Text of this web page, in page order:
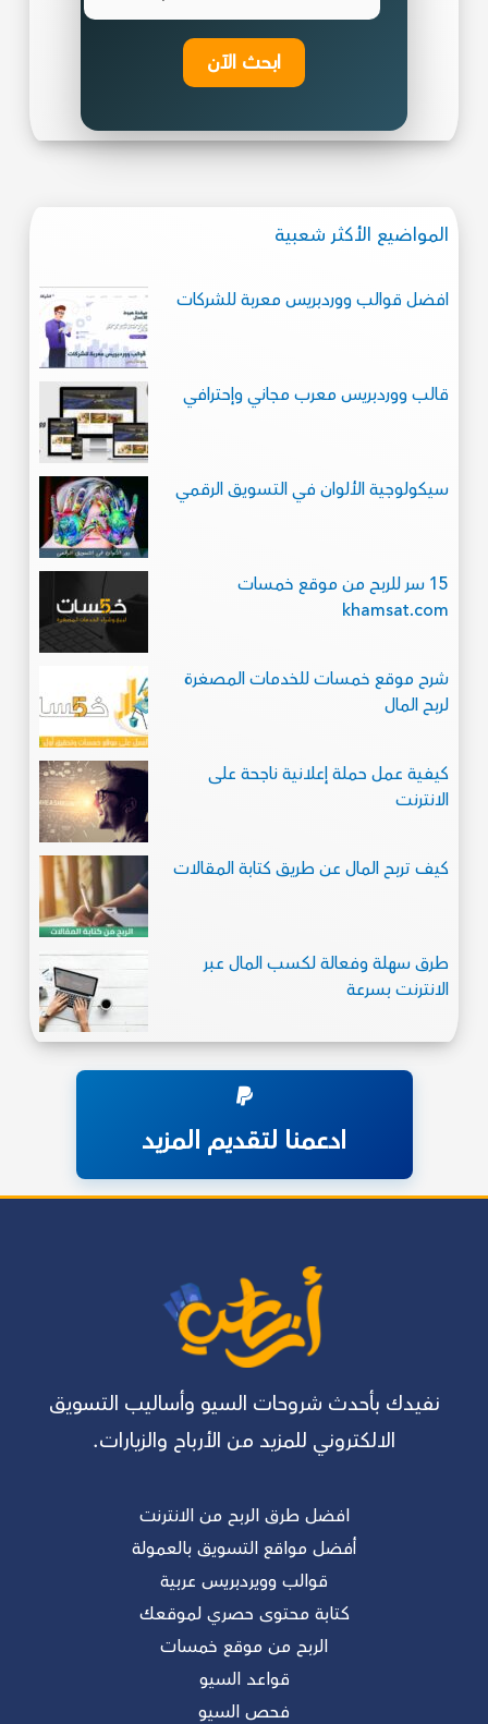
ابحث الآن
المواضيع الأكثر شعبية
افضل قوالب ووردبريس معربة للشركات
قالب ووردبريس معرب مجاني وإحترافي
سيكولوجية الألوان في التسويق الرقمي
15 سر للربح من موقع خمسات
khamsat.com
شرح موقع خمسات للخدمات المصغرة
لربح المال
كيفية عمل حملة إعلانية ناجحة على
الانترنت
كيف تربح المال عن طريق كتابة المقالات
طرق سهلة وفعالة لكسب المال عبر
الانترنت بسرعة
ادعمنا لتقديم المزيد
نفيدك بأحدث شروحات السيو وأساليب التسويق
الالكتروني للمزيد من الأرباح والزيارات.
افضل طرق الربح من الانترنت
أفضل مواقع التسويق بالعمولة
قوالب وويردبريس عربية
كتابة محتوى حصري لموقعك
الربح من موقع خمسات
قواعد السيو
فحص السيو